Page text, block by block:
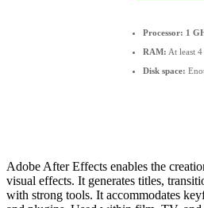
Processor: 1
RAM: At least
Disk space:
Adobe After Effects enables the
visual effects. It generates titles,
with strong tools. It accommodates